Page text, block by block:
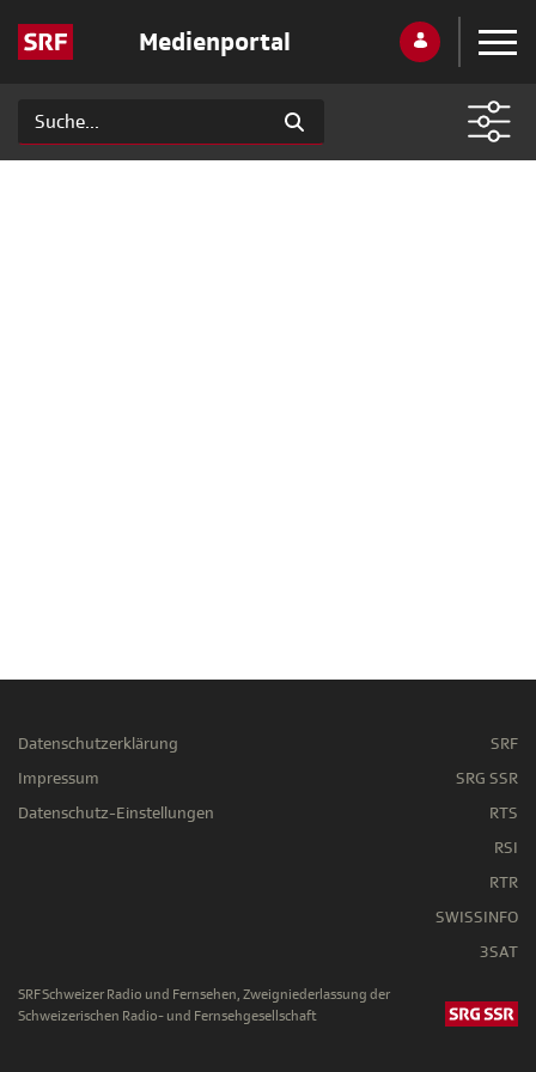
Medienportal
Datenschutzerklärung
Impressum
Datenschutz-Einstellungen
SRF
SRG SSR
RTS
RSI
RTR
SWISSINFO
3SAT
SRF Schweizer Radio und Fernsehen, Zweigniederlassung der
Schweizerischen Radio- und Fernsehgesellschaft